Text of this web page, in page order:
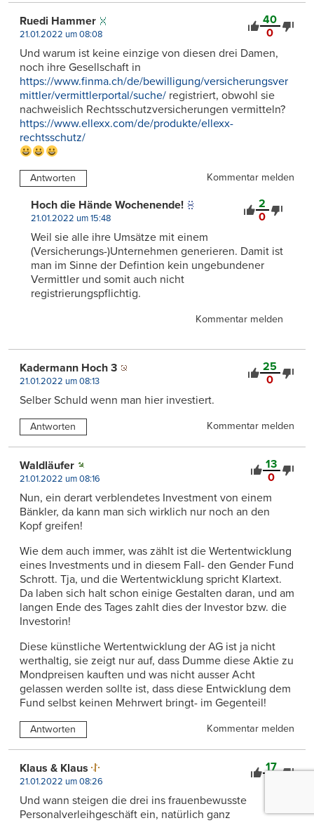
40
0
Ruedi Hammer
21.01.2022 um 08:08
Und warum ist keine einzige von diesen drei Damen,
noch ihre Gesellschaft in
https://www.finma.ch/de/bewilligung/versicherungsver
mittler/vermittlerportal/suche/ registriert, obwohl sie
nachweislich Rechtsschutzversicherungen vermitteln?
https://www.ellexx.com/de/produkte/ellexx-
rechtsschutz/
Antworten Kommentar melden
2
0
Hoch die Hände Wochenende!
21.01.2022 um 15:48
Weil sie alle ihre Umsätze mit einem
(Versicherungs-)Unternehmen generieren. Damit ist
man im Sinne der Defintion kein ungebundener
Vermittler und somit auch nicht
registrierungspflichtig.
Kommentar melden
25
0
Kadermann Hoch 3
21.01.2022 um 08:13
Selber Schuld wenn man hier investiert.
Antworten Kommentar melden
13
0
Waldläufer
21.01.2022 um 08:16
Nun, ein derart verblendetes Investment von einem
Bänkler, da kann man sich wirklich nur noch an den
Kopf greifen!
Wie dem auch immer, was zählt ist die Wertentwicklung
eines Investments und in diesem Fall- den Gender Fund
Schrott. Tja, und die Wertentwicklung spricht Klartext.
Da laben sich halt schon einige Gestalten daran, und am
langen Ende des Tages zahlt dies der Investor bzw. die
Investorin!
Diese künstliche Wertentwicklung der AG ist ja nicht
werthaltig, sie zeigt nur auf, dass Dumme diese Aktie zu
Mondpreisen kauften und was nicht ausser Acht
gelassen werden sollte ist, dass diese Entwicklung dem
Fund selbst keinen Mehrwert bringt- im Gegenteil!
Antworten Kommentar melden
17
Klaus & Klaus
21.01.2022 um 08:26
Und wann steigen die drei ins frauenbewusste
Personalverleihgeschäft ein, natürlich ganz